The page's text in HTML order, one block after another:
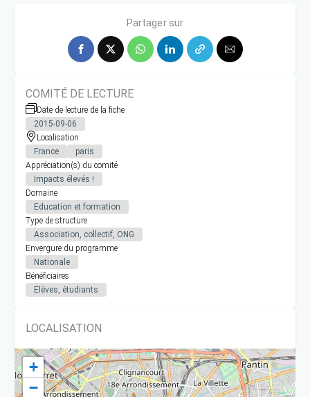
Partager sur
COMITÉ DE LECTURE
Date de lecture de la fiche
2015-09-06
Localisation
France
paris
Appréciation(s) du comité
Impacts élevés !
Domaine
Education et formation
Type de structure
Association, collectif, ONG
Envergure du programme
Nationale
Bénéficiaires
Elèves, étudiants
LOCALISATION
+
−